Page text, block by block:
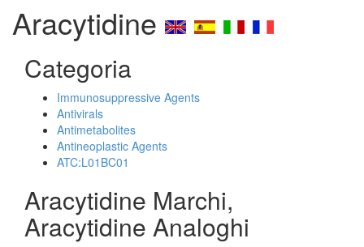
Aracytidine
Categoria
Immunosuppressive Agents
Antivirals
Antimetabolites
Antineoplastic Agents
ATC:L01BC01
Aracytidine Marchi,
Aracytidine Analoghi